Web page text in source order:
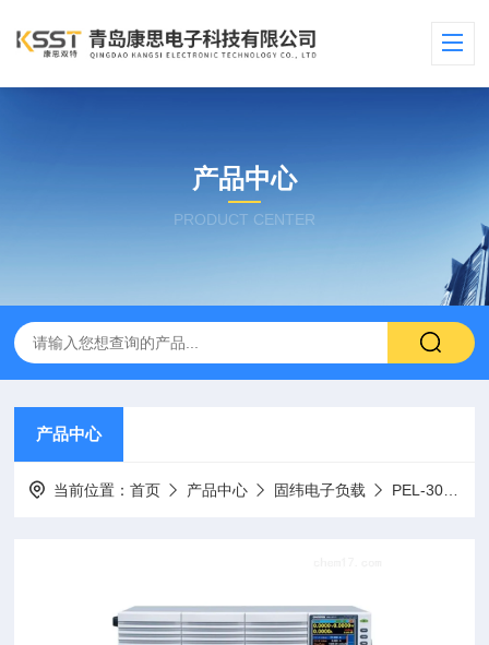
产品中心
PRODUCT CENTER
产品中心
当前位置：首页 产品中心 固纬电子负载 PEL-3000H系列直流电子负载